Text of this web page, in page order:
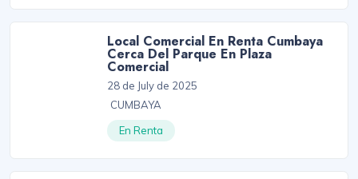
Local Comercial En Renta Cumbaya
Cerca Del Parque En Plaza
Comercial
28 de July de 2025
CUMBAYA
En Renta